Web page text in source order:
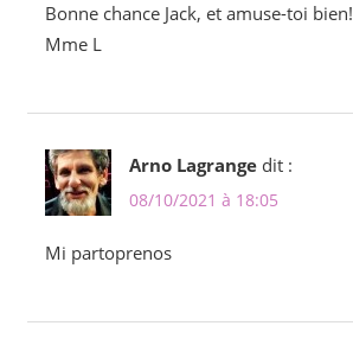
Bonne chance Jack, et amuse-toi bien!
Mme L
Arno Lagrange dit :
08/10/2021 à 18:05
Mi partoprenos